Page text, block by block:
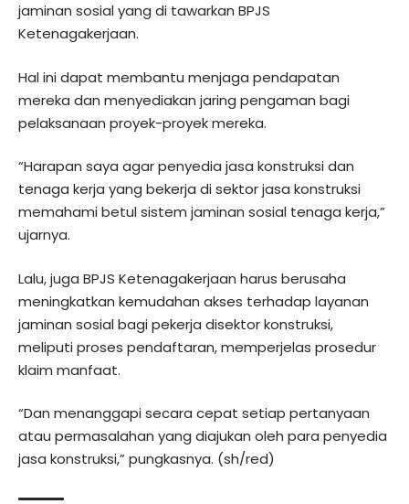
jaminan sosial yang di tawarkan BPJS
Ketenagakerjaan.
Hal ini dapat membantu menjaga pendapatan
mereka dan menyediakan jaring pengaman bagi
pelaksanaan proyek-proyek mereka.
“Harapan saya agar penyedia jasa konstruksi dan
tenaga kerja yang bekerja di sektor jasa konstruksi
memahami betul sistem jaminan sosial tenaga kerja,”
ujarnya.
Lalu, juga BPJS Ketenagakerjaan harus berusaha
meningkatkan kemudahan akses terhadap layanan
jaminan sosial bagi pekerja disektor konstruksi,
meliputi proses pendaftaran, memperjelas prosedur
klaim manfaat.
“Dan menanggapi secara cepat setiap pertanyaan
atau permasalahan yang diajukan oleh para penyedia
jasa konstruksi,” pungkasnya. (sh/red)